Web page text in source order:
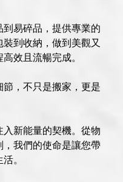
易碎品，提供專業的
到收納，做到美觀又
效且流暢完成。
，不只是搬家，更是
新能量的契機。從物
我們的使命是讓您帶
。